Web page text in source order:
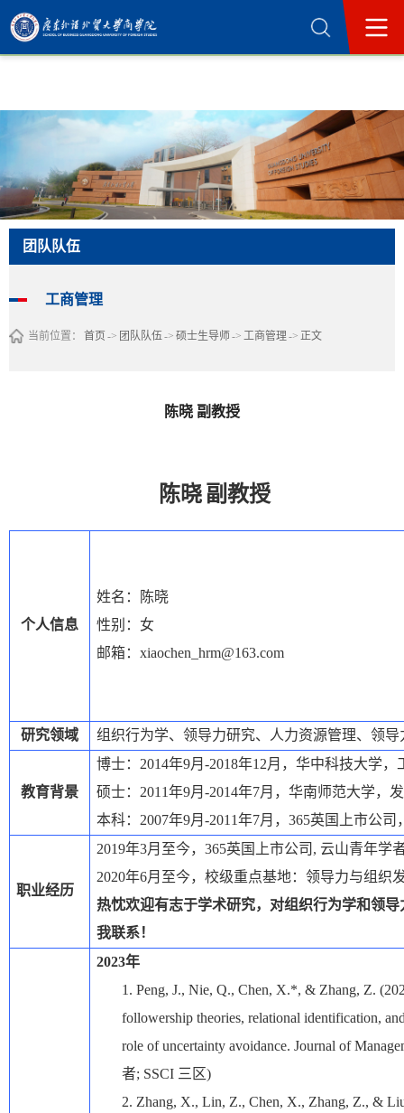
365英国上市公司(集团)官方网站-Official
团队队伍
工商管理
当前位置： 首页 -> 团队队伍-> 硕士生导师 -> 工商管理 -> 正文
陈晓 副教授
陈晓 副教授
个人信息
姓名：
陈晓
性别：女
邮箱： xiaochen_hrm@163.com
研究领域 组织行为学、领导力研究、人力资源管理、领导
教育背景
博士： 2014年9月 -2018年12月，华中科技大学，
硕士： 2011年9月 -2014年7月，华南师范大学，
本科： 2007年9月 -2011年7月，365英国上市公司
职业经历
2019年3月至今，365英国上市公司 , 云山青年学
2020年6月至今，校级重点基地：领导力与组织
热忱欢迎有志于学术研究，对组织行为学和领
我联系！
2023年
1. Peng, J., Nie, Q., Chen, X.*, & Zhang, Z.
followership theories, relational identification,
role of uncertainty avoidance. Journal of
者; SSCI 三区)
2. Zhang, X., Lin, Z., Chen, X., Zhang, Z., &